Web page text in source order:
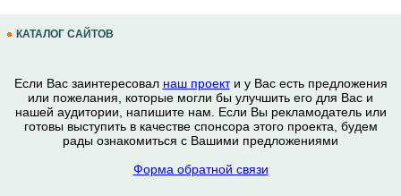
КАТАЛОГ САЙТОВ
Если Вас заинтересовал наш проекти у Вас есть предложения
или пожелания, которые могли бы улучшить его для Вас и
нашей аудитории, напишите нам. Если Вы рекламодатель или
готовы выступить в качестве спонсора этого проекта, будем
рады ознакомиться с Вашими предложениями
Форма обратной связи